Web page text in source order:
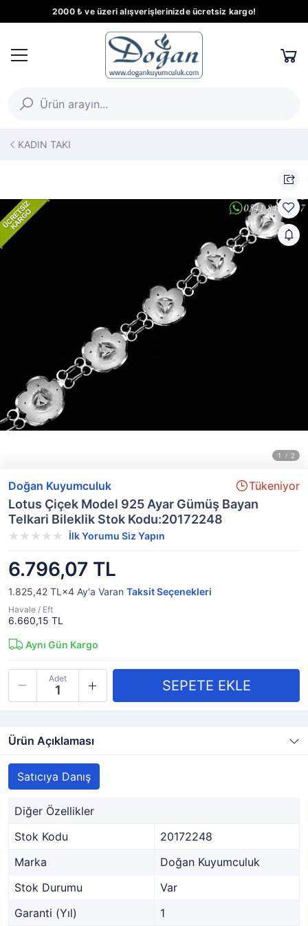
2000 ₺ ve üzeri alışverişlerinizde ücretsiz kargo!
KADIN TAKI
Doğan Kuyumculuk Tükeniyor
Lotus Çiçek Model 925 Ayar Gümüş Bayan
Telkari Bileklik Stok Kodu:20172248
İlk Yorumu Siz Yapın
6.796,07 TL
1.825,42 TL×4 Ay'a Varan Taksit Seçenekleri
Havale / Eft
6.660,15 TL
Aynı Gün Kargo
Adet
Ürün Açıklaması
Satıcıya Danış
Diğer Özellikler
Stok Kodu
20172248
Marka
Doğan Kuyumculuk
Stok Durumu
Var
Garanti (Yıl)
1